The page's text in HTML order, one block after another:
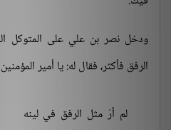
ودخل نصر بن علي على المتوكل
الرفق فأكثر، فقال له: يا أمير
لم أرَ مثل الرفق في لينه